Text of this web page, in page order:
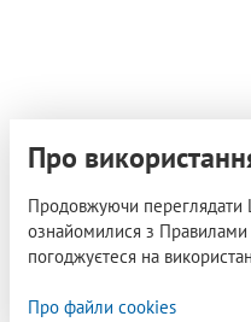
Про
Продовжуючи переглядати
ознайомилися з Правилами
погоджуєтеся на
Про файли cookies